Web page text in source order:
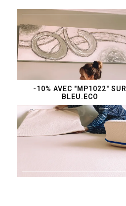
-10% AVEC "MP1022" SUR
BLEU.ECO